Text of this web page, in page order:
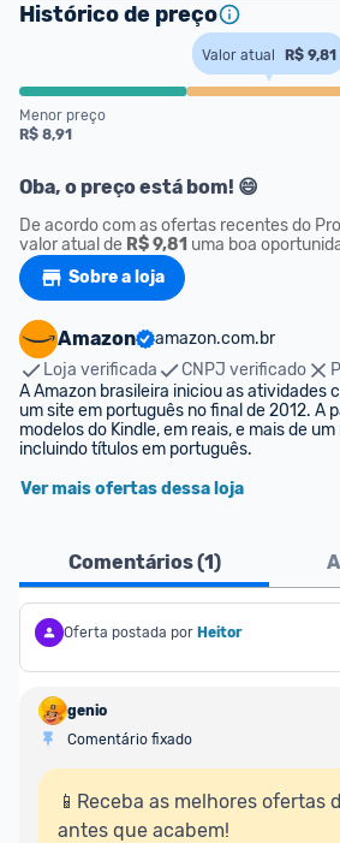
Histórico de preço
Valor atual R$ 9,81
Menor preço
R$ 8,91
Oba, o preço está bom! 😄
De acordo com as ofertas recentes do
valor atual de R$ 9,81 uma boa
Sobre a loja
Amazon
amazon.com.br
Loja verificada
CNPJ verificado
A Amazon brasileira iniciou as atividades
um site em português no final de 2012. A
modelos do Kindle, em reais, e mais de
incluindo títulos em português.
Ver mais ofertas dessa loja
Comentários (1)
Oferta postada por Heitor
genio
Comentário fixado
📱Receba as melhores ofertas
antes que acabem!